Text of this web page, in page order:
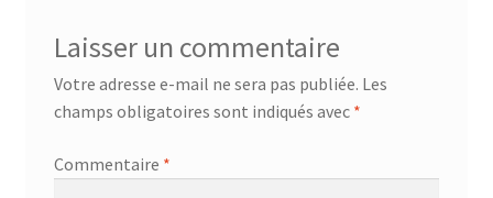
Laisser un commentaire
Votre adresse e-mail ne sera pas publiée. Les
champs obligatoires sont indiqués avec *
Commentaire *